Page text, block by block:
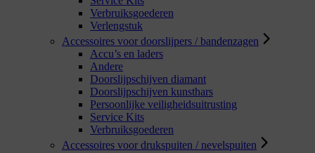
Verbruiksgoederen
Verlengstuk
Accessoires voor doorslijpers / bandenzagen
Accu’s en laders
Andere
Doorslijpschijven diamant
Doorslijpschijven kunsthars
Persoonlijke veiligheidsuitrusting
Service Kits
Verbruiksgoederen
Accessoires voor drukspuiten / nevelspuiten